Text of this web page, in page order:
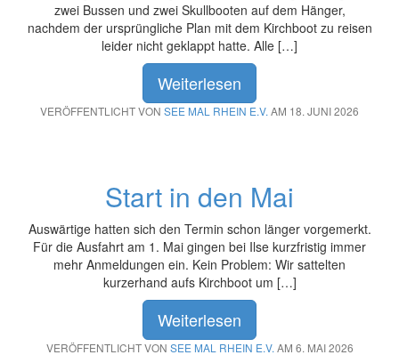
zwei Bussen und zwei Skullbooten auf dem Hänger,
nachdem der ursprüngliche Plan mit dem Kirchboot zu reisen
leider nicht geklappt hatte. Alle […]
Weiterlesen
VERÖFFENTLICHT VON SEE MAL RHEIN E.V. AM 18. JUNI 2026
Start in den Mai
Auswärtige hatten sich den Termin schon länger vorgemerkt.
Für die Ausfahrt am 1. Mai gingen bei Ilse kurzfristig immer
mehr Anmeldungen ein. Kein Problem: Wir sattelten
kurzerhand aufs Kirchboot um […]
Weiterlesen
VERÖFFENTLICHT VON SEE MAL RHEIN E.V. AM 6. MAI 2026